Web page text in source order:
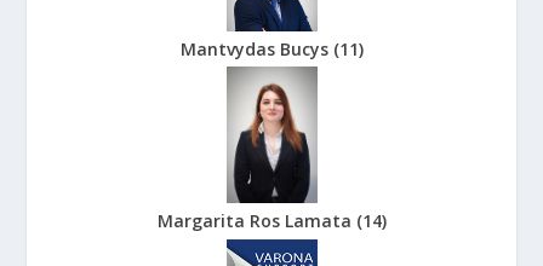
Mantvydas Bucys (11)
Margarita Ros Lamata (14)